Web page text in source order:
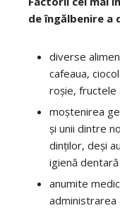
de îngălbenire a
diverse
cafeaua,
roșie, fructele
moștenirea
și unii dintre
dinților, deși
igienă
anumite
administrarea